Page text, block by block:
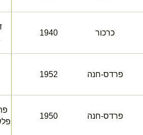
כרכור 1940
פרדס-חנה 1952
פרדס-חנה 1950